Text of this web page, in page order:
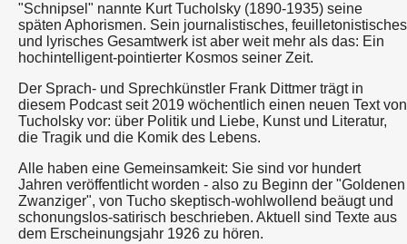
"Schnipsel" nannte Kurt Tucholsky (1890-1935) seine
späten Aphorismen. Sein journalistisches, feuilletonistisches
und lyrisches Gesamtwerk ist aber weit mehr als das: Ein
hochintelligent-pointierter Kosmos seiner Zeit.
Der Sprach- und Sprechkünstler Frank Dittmer trägt in
diesem Podcast seit 2019 wöchentlich einen neuen Text von
Tucholsky vor: über Politik und Liebe, Kunst und Literatur,
die Tragik und die Komik des Lebens.
Alle haben eine Gemeinsamkeit: Sie sind vor hundert
Jahren veröffentlicht worden - also zu Beginn der "Goldenen
Zwanziger", von Tucho skeptisch-wohlwollend beäugt und
schonungslos-satirisch beschrieben. Aktuell sind Texte aus
dem Erscheinungsjahr 1926 zu hören.